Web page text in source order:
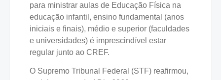
para ministrar aulas de Educação Física na
educação infantil, ensino fundamental (anos
iniciais e finais), médio e superior (faculdades
e universidades) é imprescindível estar
regular junto ao CREF.
O Supremo Tribunal Federal (STF) reafirmou,